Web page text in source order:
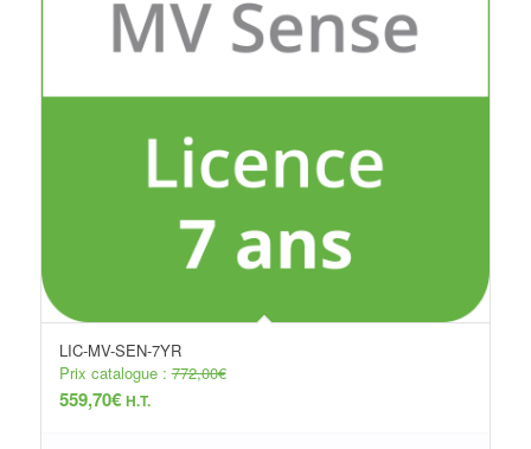
LIC-MV-SEN-7YR
Prix catalogue :772,00€
559,70€ H.T.